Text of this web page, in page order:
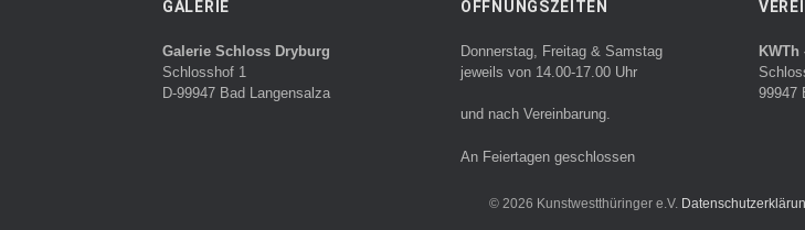
GALERIE
Galerie Schloss Dryburg
Schlosshof 1
D-99947 Bad Langensalza
ÖFFNUNGSZEITEN
Donnerstag, Freitag & Samstag
jeweils von 14.00-17.00 Uhr
und nach Vereinbarung.
An Feiertagen geschlossen
99947
© 2026 Kunstwestthüringer e.V.